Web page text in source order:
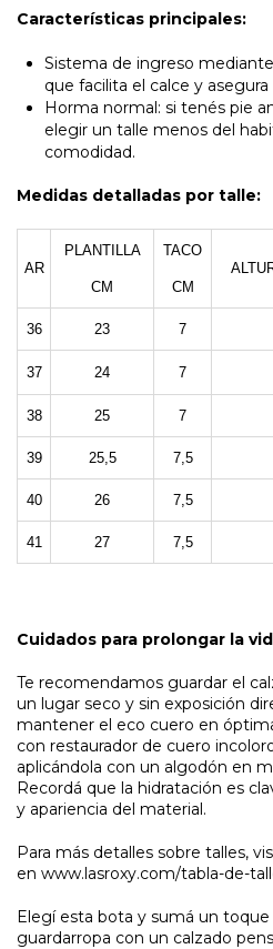
Características principales:
Sistema de ingreso mediante
que facilita el calce y
Horma normal: si tenés pie
elegir un talle menos del
comodidad.
Medidas detalladas por talle:
AR
PLANTILLA
CM
TACO
CM
36 23 7
37 24 7
38 25 7
39 25,5 7,5
40 26 7,5
41 27 7,5
Cuidados para prolongar la
Te recomendamos guardar el
un lugar seco y sin exposición
mantener el eco cuero en
con restaurador de cuero
aplicándola con un algodón en
Recordá que la hidratación es
y apariencia del material.
Para más detalles sobre talles,
en www.lasroxy.com/tabla-de-
Elegí esta bota y sumá un
guardarropa con un calzado